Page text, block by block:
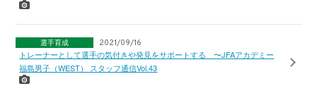
選手育成 2021/09/16
トレーナーとして選手の気付きや発見をサポートする 〜JFAアカデミー
福島男子（WEST） スタッフ通信Vol.43